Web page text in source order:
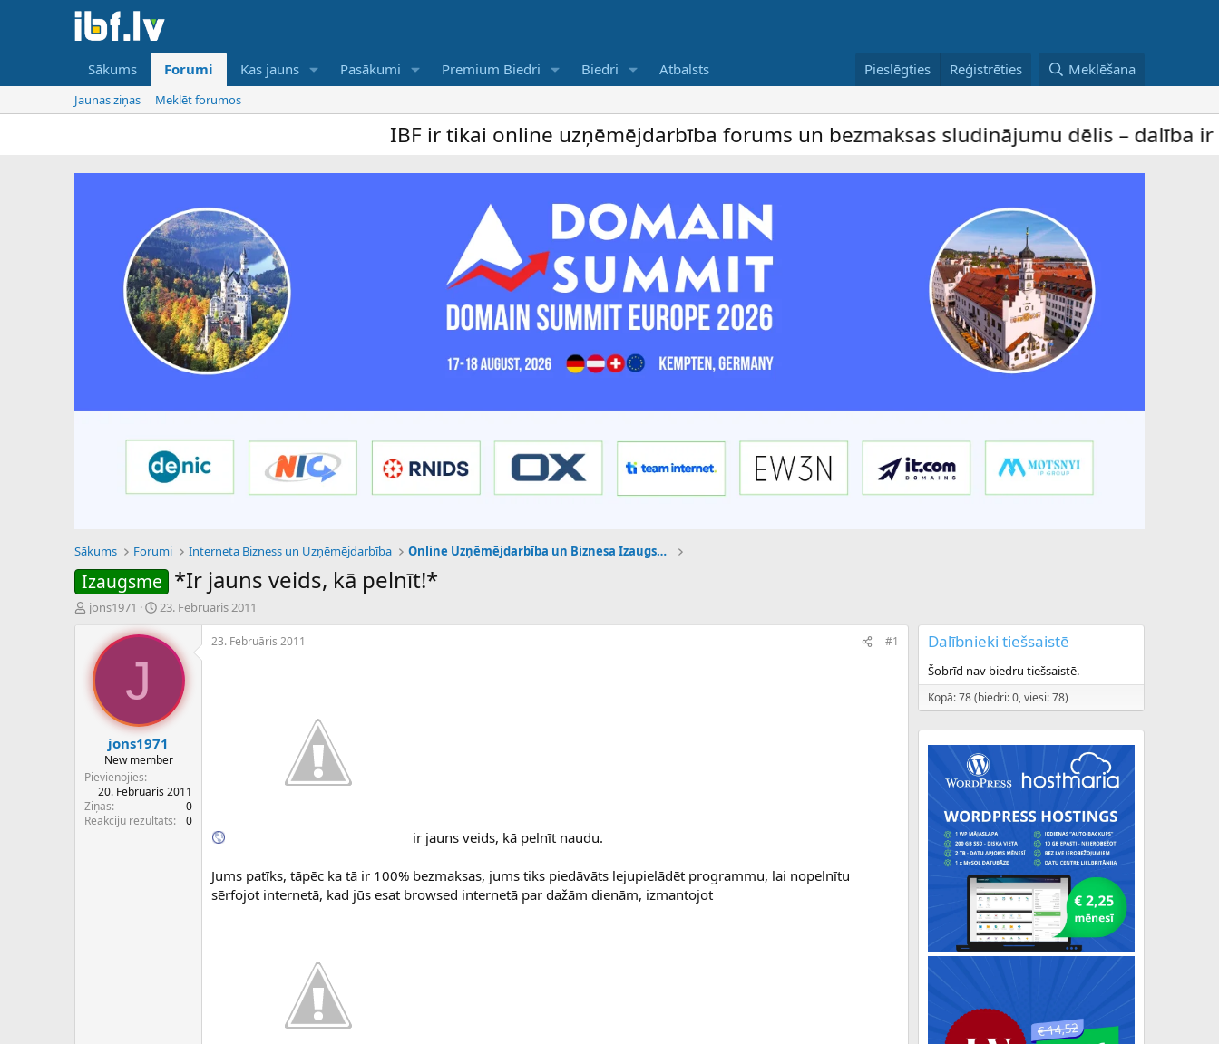
Sākums Forumi Kas jauns Pasākumi Premium Biedri Biedri Atbalsts Pieslēgties Reģistrēties Meklēšana
Jaunas ziņas Meklēt forumos
IBF ir tikai online uzņēmējdarbība forums un bezmaksas sludinājumu dēlis – dalība ir bez
Sākums Forumi Interneta Bizness un Uzņēmējdarbība Online Uzņēmējdarbība un Biznesa Izaugsme
Izaugsme *Ir jauns veids, kā pelnīt!*
P
e
d
e
z
s
ā
c
jons1971
S
k
a
t
u
m
s
23. Februāris 2011
J
jons1971
New member
Pievienojies
20. Februāris 2011
Ziņas
0
Reakciju rezultāts
0
23. Februāris 2011 #1
ir jauns veids, kā pelnīt naudu.
Jums patīks, tāpēc ka tā ir 100% bezmaksas, jums tiks piedāvāts lejupielādēt programmu, lai nopelnītu
sērfojot internetā, kad jūs esat browsed internetā par dažām dienām, izmantojot
Dalībnieki tiešsaistē
Šobrīd nav biedru tiešsaistē.
Kopā: 78 (biedri: 0, viesi: 78)